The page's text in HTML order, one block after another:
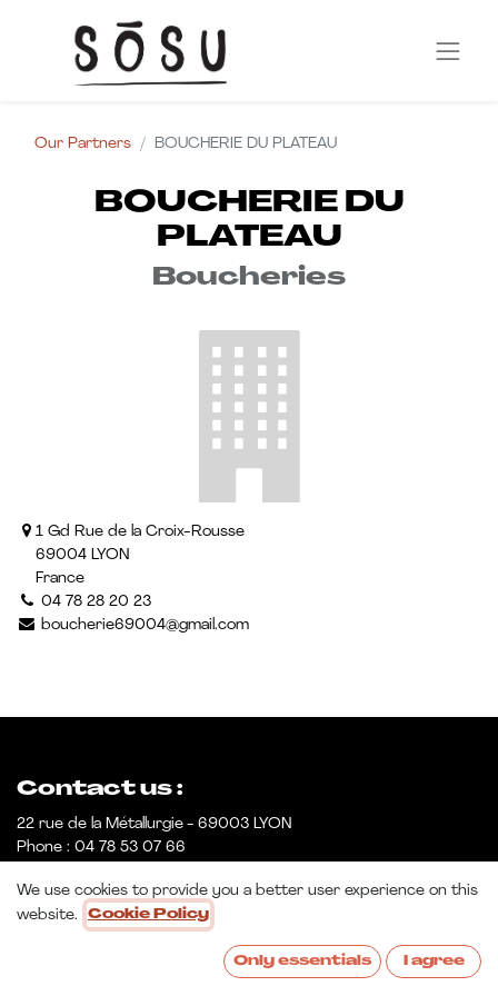
Our Partners BOUCHERIE DU PLATEAU
BOUCHERIE DU
PLATEAU
Boucheries
1 Gd Rue de la Croix-Rousse
69004 LYON
France
04 78 28 20 23
boucherie69004@gmail.com
Contact us :
22 rue de la Métallurgie - 69003 LYON
Phone : 04 78 53 07 66
We use cookies to provide you a better user experience on this
website.
Cookie Policy
Only essentials I agree